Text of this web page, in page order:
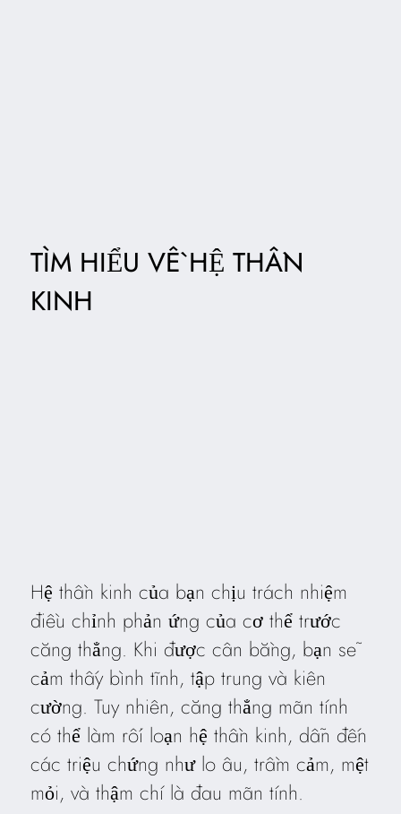
TÌM HIỂU VỀ HỆ THẦN
KINH
Hệ thần kinh của bạn chịu trách nhiệm
điều chỉnh phản ứng của cơ thể trước
căng thẳng. Khi được cân bằng, bạn sẽ
cảm thấy bình tĩnh, tập trung và kiên
cường. Tuy nhiên, căng thẳng mãn tính
có thể làm rối loạn hệ thần kinh, dẫn đến
các triệu chứng như lo âu, trầm cảm, mệt
mỏi, và thậm chí là đau mãn tính.